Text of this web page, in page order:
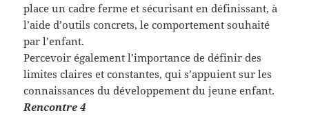
place un cadre ferme et sécurisant en définissant, à
l’aide d’outils concrets, le comportement souhaité
par l’enfant.
Percevoir également l’importance de définir des
limites claires et constantes, qui s’appuient sur les
connaissances du développement du jeune enfant.
Rencontre 4